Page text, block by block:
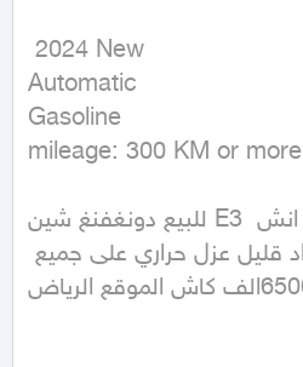
Automatic
Gasoline
mileage: 300 KM or more
للبيع دونغفنغ شين E3 موديل 2024 جنوط 17 انش